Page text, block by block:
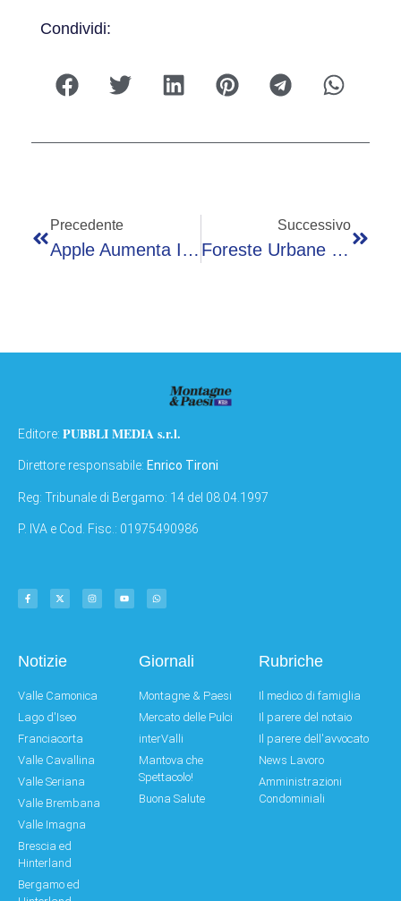
Condividi:
Precedente
Apple Aumenta I Prezzi Di Mac E IPad, Ecco Di Quanto
Successivo
Foreste Urbane Contro Le Ondate Di Calore Nelle Città
Editore: PUBBLI MEDIA s.r.l.
Direttore responsabile: Enrico Tironi
Reg: Tribunale di Bergamo: 14 del 08.04.1997
P. IVA e Cod. Fisc.: 01975490986
Notizie
Valle Camonica
Lago d'Iseo
Franciacorta
Valle Cavallina
Valle Seriana
Valle Brembana
Valle Imagna
Brescia ed
Hinterland
Bergamo ed
Giornali
Montagne & Paesi
Mercato delle Pulci
interValli
Mantova che
Spettacolo!
Buona Salute
Rubriche
Il medico di famiglia
Il parere del notaio
Il parere dell'avvocato
News Lavoro
Amministrazioni
Condominiali